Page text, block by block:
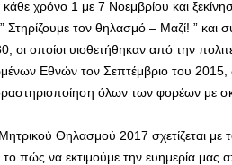
χρόνο 1 με 7 Νοεμβρίου και
τον θηλασμό – Μαζί! ” και
οι οποίοι υιοθετήθηκαν από την
Εθνών τον Σεπτέμβριο του 2015,
όλων των φορέων με
Θηλασμού 2017 σχετίζεται με
το πώς να εκτιμούμε την ευημερία